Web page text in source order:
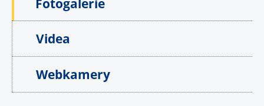
Fotogalerie
Videa
Webkamery